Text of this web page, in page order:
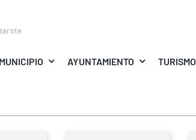
AYUNTAMIENTO TURISMO